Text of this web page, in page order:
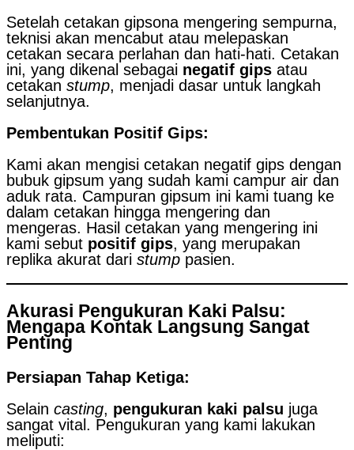
Setelah cetakan gipsona mengering sempurna,
teknisi akan mencabut atau melepaskan
cetakan secara perlahan dan hati-hati. Cetakan
ini, yang dikenal sebagai negatif gips atau
cetakan stump, menjadi dasar untuk langkah
selanjutnya.
Pembentukan Positif Gips:
Kami akan mengisi cetakan negatif gips dengan
bubuk gipsum yang sudah kami campur air dan
aduk rata. Campuran gipsum ini kami tuang ke
dalam cetakan hingga mengering dan
mengeras. Hasil cetakan yang mengering ini
kami sebut positif gips, yang merupakan
replika akurat dari stump pasien.
Akurasi Pengukuran Kaki Palsu:
Mengapa Kontak Langsung Sangat
Penting
Persiapan Tahap Ketiga:
Selain casting, pengukuran kaki palsu juga
sangat vital. Pengukuran yang kami lakukan
meliputi: